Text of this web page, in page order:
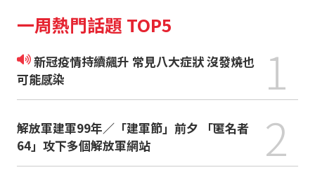
一周熱門話題 TOP5
新冠疫情持續飆升 常見八大症狀 沒發燒也
可能感染
1
解放軍建軍99年／「建軍節」前夕 「匿名者
64」攻下多個解放軍網站
2